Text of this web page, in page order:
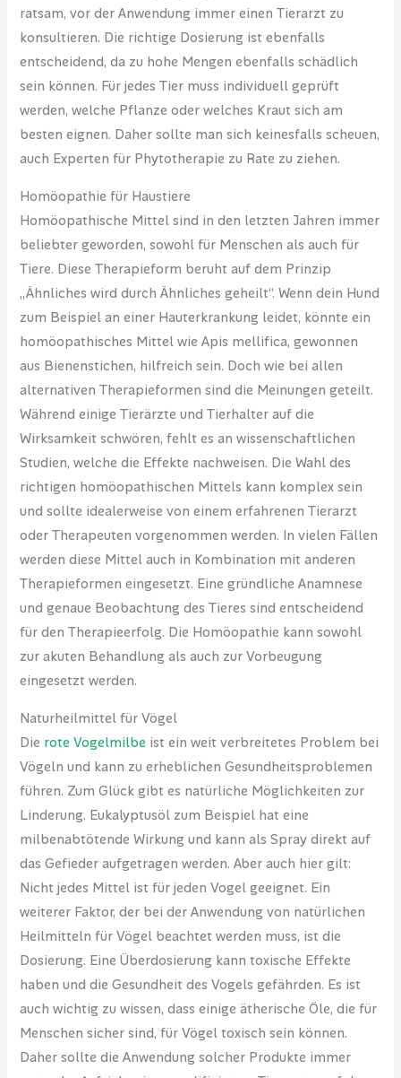
ratsam, vor der Anwendung immer einen Tierarzt zu
konsultieren. Die richtige Dosierung ist ebenfalls
entscheidend, da zu hohe Mengen ebenfalls schädlich
sein können. Für jedes Tier muss individuell geprüft
werden, welche Pflanze oder welches Kraut sich am
besten eignen. Daher sollte man sich keinesfalls scheuen,
auch Experten für Phytotherapie zu Rate zu ziehen.
Homöopathie für Haustiere
Homöopathische Mittel sind in den letzten Jahren immer
beliebter geworden, sowohl für Menschen als auch für
Tiere. Diese Therapieform beruht auf dem Prinzip
„Ähnliches wird durch Ähnliches geheilt“. Wenn dein Hund
zum Beispiel an einer Hauterkrankung leidet, könnte ein
homöopathisches Mittel wie Apis mellifica, gewonnen
aus Bienenstichen, hilfreich sein. Doch wie bei allen
alternativen Therapieformen sind die Meinungen geteilt.
Während einige Tierärzte und Tierhalter auf die
Wirksamkeit schwören, fehlt es an wissenschaftlichen
Studien, welche die Effekte nachweisen. Die Wahl des
richtigen homöopathischen Mittels kann komplex sein
und sollte idealerweise von einem erfahrenen Tierarzt
oder Therapeuten vorgenommen werden. In vielen Fällen
werden diese Mittel auch in Kombination mit anderen
Therapieformen eingesetzt. Eine gründliche Anamnese
und genaue Beobachtung des Tieres sind entscheidend
für den Therapieerfolg. Die Homöopathie kann sowohl
zur akuten Behandlung als auch zur Vorbeugung
eingesetzt werden.
Naturheilmittel für Vögel
Die rote Vogelmilbe ist ein weit verbreitetes Problem bei
Vögeln und kann zu erheblichen Gesundheitsproblemen
führen. Zum Glück gibt es natürliche Möglichkeiten zur
Linderung. Eukalyptusöl zum Beispiel hat eine
milbenabtötende Wirkung und kann als Spray direkt auf
das Gefieder aufgetragen werden. Aber auch hier gilt:
Nicht jedes Mittel ist für jeden Vogel geeignet. Ein
weiterer Faktor, der bei der Anwendung von natürlichen
Heilmitteln für Vögel beachtet werden muss, ist die
Dosierung. Eine Überdosierung kann toxische Effekte
haben und die Gesundheit des Vogels gefährden. Es ist
auch wichtig zu wissen, dass einige ätherische Öle, die für
Menschen sicher sind, für Vögel toxisch sein können.
Daher sollte die Anwendung solcher Produkte immer